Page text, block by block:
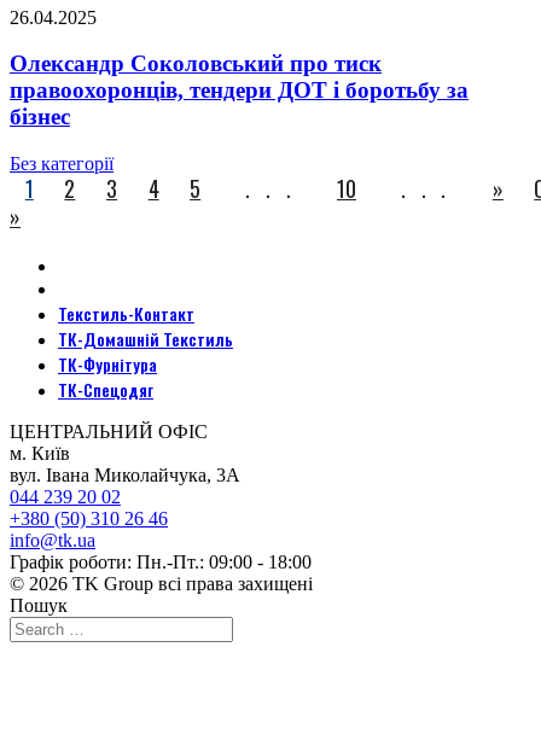
26.04.2025
Олександр Соколовський про тиск
правоохоронців, тендери ДОТ і боротьбу за
бізнес
Без категорії
1 2 3 4 5 ... 10 ... »
»
Текстиль-Контакт
ТК-Домашній Текстиль
ТК-Фурнітура
ТК-Спецодяг
ЦЕНТРАЛЬНИЙ ОФІС
м. Київ
вул. Івана Миколайчука, 3А
044 239 20 02
+380 (50) 310 26 46
info@tk.ua
Графік роботи: Пн.-Пт.: 09:00 - 18:00
© 2026 TK Group всі права захищені
Пошук